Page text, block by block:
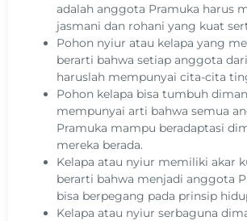
adalah anggota Pramuka harus
jasmani dan rohani yang kuat
Pohon nyiur atau kelapa yang
berarti bahwa setiap anggota
haruslah mempunyai cita-cita
Pohon kelapa bisa tumbuh
mempunyai arti bahwa semua
Pramuka mampu beradaptasi
mereka berada.
Kelapa atau nyiur memiliki akar
berarti bahwa menjadi anggota
bisa berpegang pada prinsip
Kelapa atau nyiur serbaguna